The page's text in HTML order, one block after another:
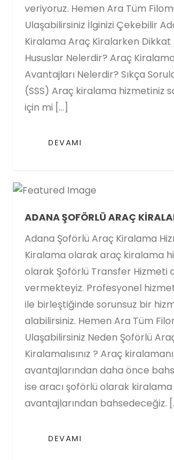
veriyoruz. Hemen Ara Tüm
Ulaşabilirsiniz İlginizi Çekebilir
Kiralama Araç Kiralarken Dikkat
Hususlar Nelerdir? Araç
Avantajları Nelerdir? Sıkça
(SSS) Araç kiralama hizmetiniz
için mi […]
DEVAMI
ADANA ŞOFÖRLÜ ARAÇ
Adana Şoförlü Araç Kiralama
Kiralama olarak araç kiralama
olarak Şoförlü Transfer Hizmeti
vermekteyiz. Profesyonel
ile birleştiğinde sorunsuz bir
alabilirsiniz. Hemen Ara Tüm
Ulaşabilirsiniz Neden Şoförlü
Kiralamalısınız ? Araç
avantajlarından daha önce
ise aracı şoförlü olarak
avantajlarından bahsedeceğiz.
DEVAMI